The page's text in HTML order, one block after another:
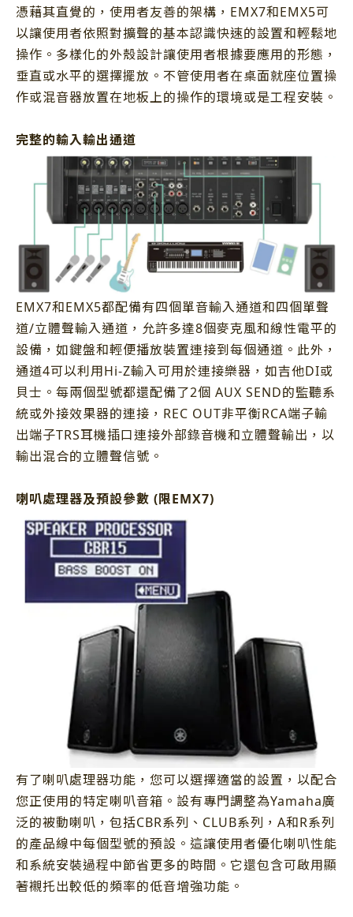
憑藉其直覺的，使用者友善的架構，EMX7和EMX5可
以讓使用者依照對擴聲的基本認識快速的設置和輕鬆地
操作。多樣化的外殼設計讓使用者根據要應用的形態，
垂直或水平的選擇擺放。不管使用者在桌面就座位置操
作或混音器放置在地板上的操作的環境或是工程安裝。
完整的輸入輸出通道
EMX7和EMX5都配備有四個單音輸入通道和四個單聲
道/立體聲輸入通道，允許多達8個麥克風和線性電平的
設備，如鍵盤和輕便播放裝置連接到每個通道。此外，
通道4可以利用Hi-Z輸入可用於連接樂器，如吉他DI或
貝士。每兩個型號都還配備了2個 AUX SEND的監聽系
統或外接效果器的連接，REC OUT非平衡RCA端子輸
出端子TRS耳機插口連接外部錄音機和立體聲輸出，以
輸出混合的立體聲信號。
喇叭處理器及預設參數 (限EMX7)
有了喇叭處理器功能，您可以選擇適當的設置，以配合
您正使用的特定喇叭音箱。設有專門調整為Yamaha廣
泛的被動喇叭，包括CBR系列、CLUB系列，A和R系列
的產品線中每個型號的預設。這讓使用者優化喇叭性能
和系統安裝過程中節省更多的時間。它還包含可啟用顯
著襯托出較低的頻率的低音增強功能。